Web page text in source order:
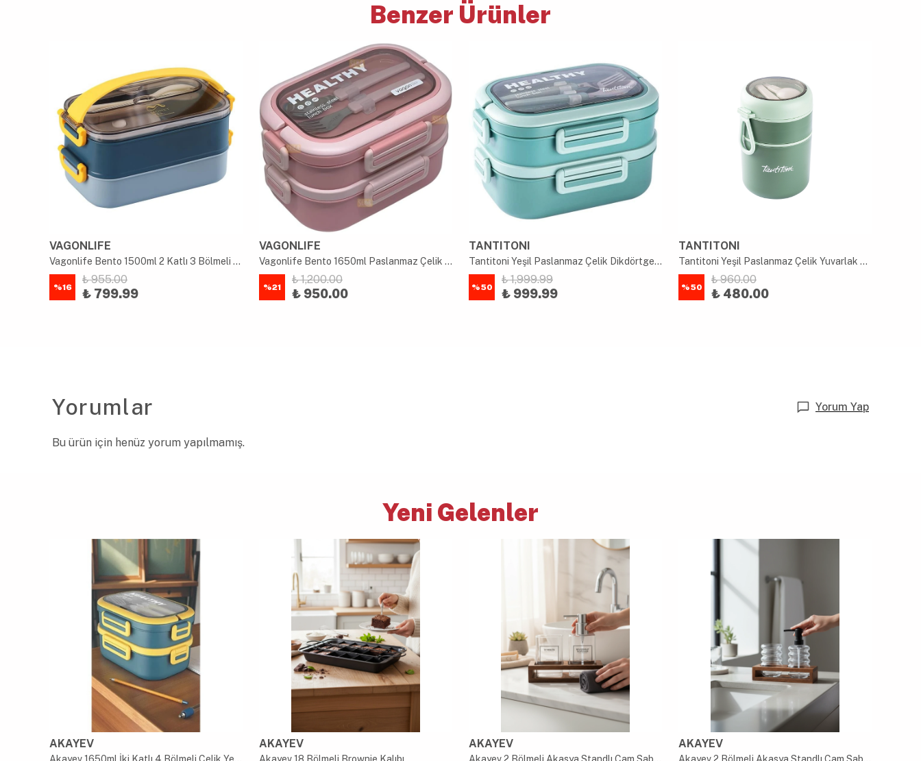
Benzer Ürünler
VAGONLIFE
Vagonlife Bento 1500ml 2 Katlı 3 Bölmeli Paslanmaz Çelik Yemek Kutusu Mavi
%16
₺ 955.00
₺ 799.99
VAGONLIFE
Vagonlife Bento 1650ml Paslanmaz Çelik 2 Katlı 3 Bölmeli Çatal ve Kaşıklı Yemek Kutusu Pembe
%21
₺ 1,200.00
₺ 950.00
TANTITONI
Tantitoni Yeşil Paslanmaz Çelik Dikdörtgen 2 Katlı Çatal Ve Kaşıklı Yemek Taşıma Kabı 1.65l
%50
₺ 1,999.99
₺ 999.99
TANTITONI
Tantitoni Yeşil Paslanmaz Çelik Yuvarlak 2 Katlı Plastik Kaşıklı Yemek Taşıma Kabı 710ML
%50
₺ 960.00
₺ 480.00
Yorumlar Yorum Yap
Bu ürün için henüz yorum yapılmamış.
Yeni Gelenler
AKAYEV AKAYEV AKAYEV AKAYEV